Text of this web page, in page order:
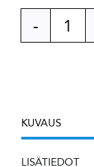
KUVAUS
LISÄTIEDOT